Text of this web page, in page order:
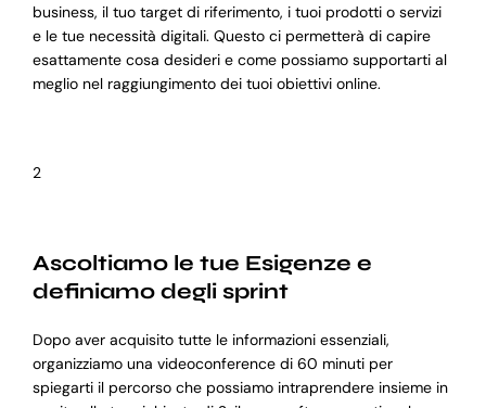
business, il tuo target di riferimento, i tuoi prodotti o servizi
e le tue necessità digitali. Questo ci permetterà di capire
esattamente cosa desideri e come possiamo supportarti al
meglio nel raggiungimento dei tuoi obiettivi online.
2
Ascoltiamo le tue Esigenze e
definiamo degli sprint
Dopo aver acquisito tutte le informazioni essenziali,
organizziamo una videoconference di 60 minuti per
spiegarti il percorso che possiamo intraprendere insieme in